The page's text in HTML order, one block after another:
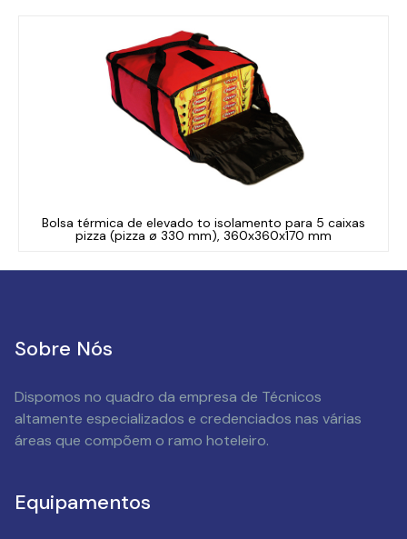
Bolsa térmica de elevado to isolamento para 5 caixas
pizza (pizza ø 330 mm), 360x360x170 mm
Sobre Nós
Dispomos no quadro da empresa de Técnicos
altamente especializados e credenciados nas várias
áreas que compõem o ramo hoteleiro.
Equipamentos